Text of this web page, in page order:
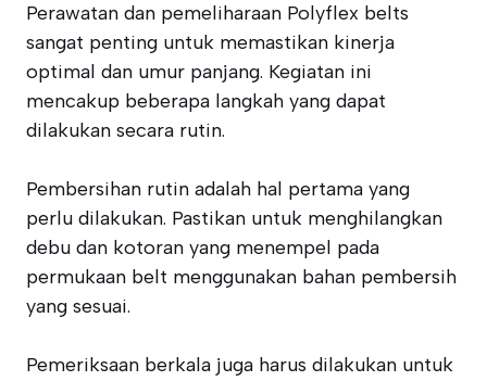
Perawatan dan pemeliharaan Polyflex belts
sangat penting untuk memastikan kinerja
optimal dan umur panjang. Kegiatan ini
mencakup beberapa langkah yang dapat
dilakukan secara rutin.
Pembersihan rutin adalah hal pertama yang
perlu dilakukan. Pastikan untuk menghilangkan
debu dan kotoran yang menempel pada
permukaan belt menggunakan bahan pembersih
yang sesuai.
Pemeriksaan berkala juga harus dilakukan untuk